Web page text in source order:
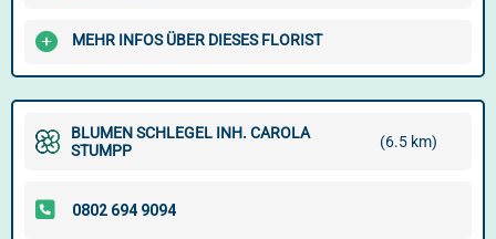
MEHR INFOS ÜBER DIESES FLORIST
BLUMEN SCHLEGEL INH. CAROLA
STUMPP
(6.5 km)